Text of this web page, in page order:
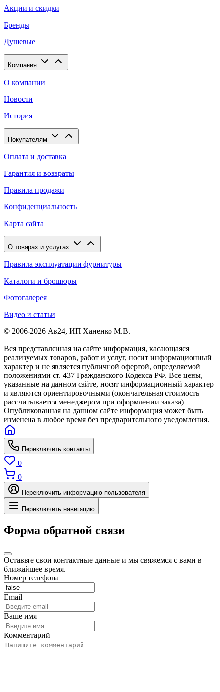
Акции и скидки
Бренды
Душевые
Компания
О компании
Новости
История
Покупателям
Оплата и доставка
Гарантия и возвраты
Правила продажи
Конфиденциальность
Карта сайта
О товарах и услугах
Правила эксплуатации фурнитуры
Каталоги и брошюры
Фотогалерея
Видео и статьи
© 2006-2026 Ав24, ИП Ханенко М.В.
Вся представленная на сайте информация, касающаяся
реализуемых товаров, работ и услуг, носит информационный
характер и не является публичной офертой, определяемой
положениями ст. 437 Гражданского Кодекса РФ. Все цены,
указанные на данном сайте, носят информационный характер
и являются ориентировочными (окончательная стоимость
рассчитывается менеджером при оформлении заказа).
Опубликованная на данном сайте информация может быть
изменена в любое время без предварительного уведомления.
Переключить контакты
0
0
Переключить информацию пользователя
Переключить навигацию
Форма обратной связи
Оставьте свои контактные данные и мы свяжемся с вами в
ближайшее время.
Номер телефона
Email
Ваше имя
Комментарий